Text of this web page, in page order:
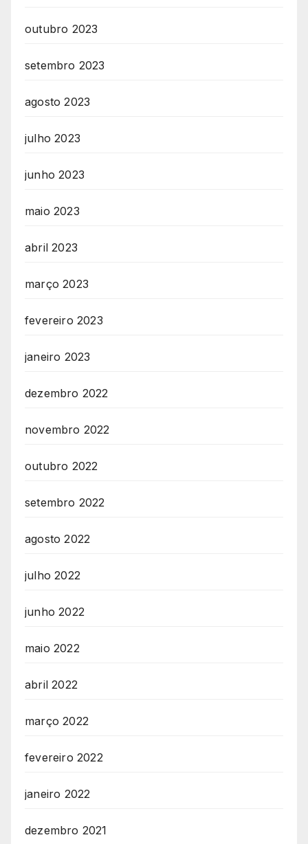
outubro 2023
setembro 2023
agosto 2023
julho 2023
junho 2023
maio 2023
abril 2023
março 2023
fevereiro 2023
janeiro 2023
dezembro 2022
novembro 2022
outubro 2022
setembro 2022
agosto 2022
julho 2022
junho 2022
maio 2022
abril 2022
março 2022
fevereiro 2022
janeiro 2022
dezembro 2021